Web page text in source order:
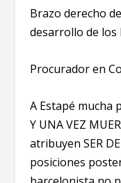
Brazo derecho
desarrollo de los
Procurador en
A Estapé mucha
Y UNA VEZ
atribuyen SER
posiciones